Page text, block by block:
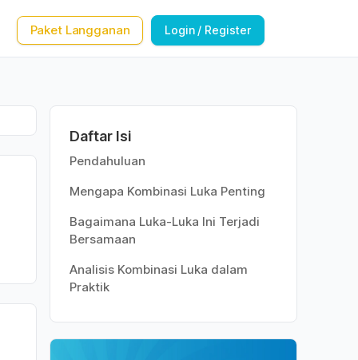
Paket Langganan Login / Register
Daftar Isi
Pendahuluan
Mengapa Kombinasi Luka Penting
Bagaimana Luka-Luka Ini Terjadi
Bersamaan
Analisis Kombinasi Luka dalam
Praktik